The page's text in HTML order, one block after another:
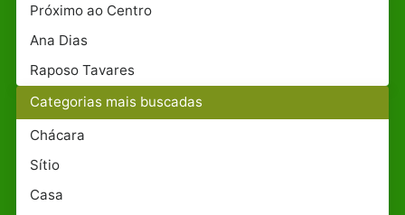
Próximo ao Centro
Ana Dias
Raposo Tavares
Categorias mais buscadas
Chácara
Sítio
Casa